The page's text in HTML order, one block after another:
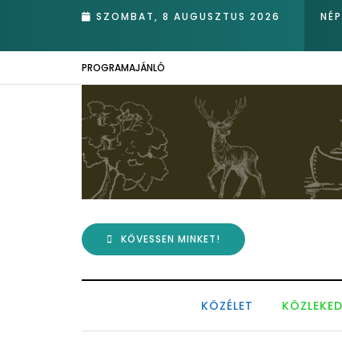
SZOMBAT, 8 AUGUSZTUS 2026
– Kiemelkedő hazai eredmények az Európai
PROGRAMAJÁNLÓ
KÖVESSEN MINKET!
KÖZÉLET